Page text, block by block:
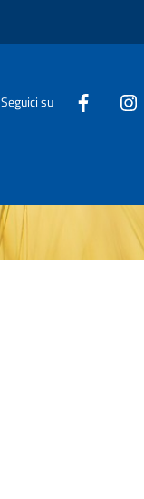
Seguici su